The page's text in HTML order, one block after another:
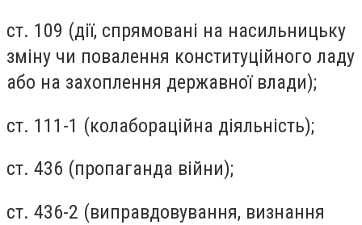
ст. 109 (дії, спрямовані на насильницьку
зміну чи повалення конституційного ладу
або на захоплення державної влади);
ст. 111-1 (колабораційна діяльність);
ст. 436 (пропаганда війни);
ст. 436-2 (виправдовування, визнання